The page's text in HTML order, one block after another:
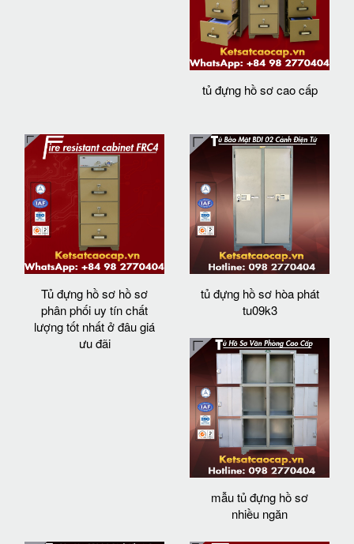
tủ đựng hồ sơ cao cấp
Tủ đựng hồ sơ hồ sơ
phân phối uy tín chất
lượng tốt nhất ở đâu giá
ưu đãi
tủ đựng hồ sơ hòa phát
tu09k3
mẫu tủ đựng hồ sơ
nhiều ngăn